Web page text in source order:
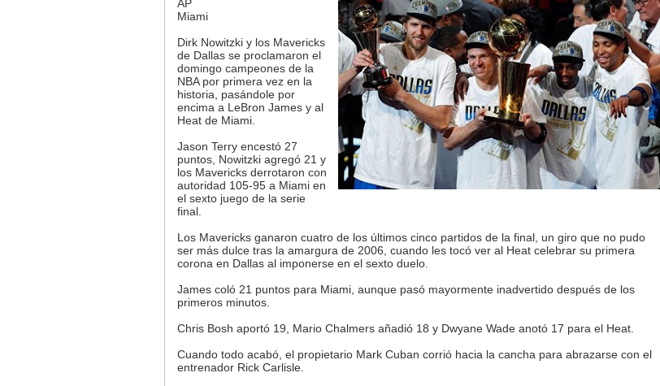
AP
Miami
Dirk Nowitzki y los Mavericks
de Dallas se proclamaron el
domingo campeones de la
NBA por primera vez en la
historia, pasándole por
encima a LeBron James y al
Heat de Miami.
Jason Terry encestó 27
puntos, Nowitzki agregó 21 y
los Mavericks derrotaron con
autoridad 105-95 a Miami en
el sexto juego de la serie
final.
Los Mavericks ganaron cuatro de los últimos cinco partidos de la final, un giro que no pudo
ser más dulce tras la amargura de 2006, cuando les tocó ver al Heat celebrar su primera
corona en Dallas al imponerse en el sexto duelo.
James coló 21 puntos para Miami, aunque pasó mayormente inadvertido después de los
primeros minutos.
Chris Bosh aportó 19, Mario Chalmers añadió 18 y Dwyane Wade anotó 17 para el Heat.
Cuando todo acabó, el propietario Mark Cuban corrió hacia la cancha para abrazarse con el
entrenador Rick Carlisle.